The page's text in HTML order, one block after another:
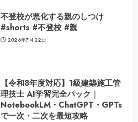
不登校が悪化する親のしつけ
#shorts #不登校 #親
2026年7月22日
【令和8年度対応】1級建築施工管
理技士 AI学習完全パック｜
NotebookLM・ChatGPT・GPTs
で一次・二次を最短攻略